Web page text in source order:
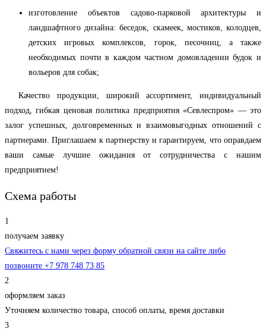
изготовление объектов садово-парковой архитектуры и
ландшафтного дизайна: беседок, скамеек, мостиков, колодцев,
детских игровых комплексов, горок, песочниц, а также
необходимых почти в каждом частном домовладении будок и
вольеров для собак;
Качество продукции, широкий ассортимент, индивидуальный
подход, гибкая ценовая политика предприятия «Севлеспром» — это
залог успешных, долговременных и взаимовыгодных отношений с
партнерами. Приглашаем к партнерству и гарантируем, что оправдаем
ваши самые лучшие ожидания от сотрудничества с нашим
предприятием!
Схема работы
1
получаем заявку
Cвяжитесь с нами через форму обратной связи на сайте либо
позвоните +7 978 748 73 85
2
оформляем заказ
Уточняем количество товара, способ оплаты, время доставки
3